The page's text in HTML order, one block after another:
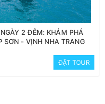
2 ĐÊM: KHÁM PHÁ
SƠN - VỊNH NHA TRANG
ĐẶT TOUR